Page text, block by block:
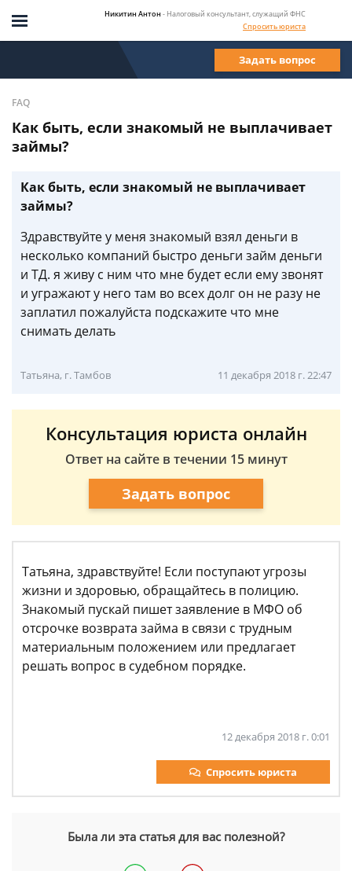
Никитин Антон - Налоговый консультант, служащий ФНС
Спросить юриста
Задать вопрос
FAQ
Как быть, если знакомый не выплачивает
займы?
Как быть, если знакомый не выплачивает
займы?
Здравствуйте у меня знакомый взял деньги в
несколько компаний быстро деньги займ деньги
и ТД. я живу с ним что мне будет если ему звонят
и угражают у него там во всех долг он не разу не
заплатил пожалуйста подскажите что мне
снимать делать
Татьяна, г. Тамбов 11 декабря 2018 г. 22:47
Консультация юриста онлайн
Ответ на сайте в течении 15 минут
Задать вопрос
Татьяна, здравствуйте! Если поступают угрозы
жизни и здоровью, обращайтесь в полицию.
Знакомый пускай пишет заявление в МФО об
отсрочке возврата займа в связи с трудным
материальным положением или предлагает
решать вопрос в судебном порядке.
12 декабря 2018 г. 0:01
Спросить юриста
Была ли эта статья для вас полезной?